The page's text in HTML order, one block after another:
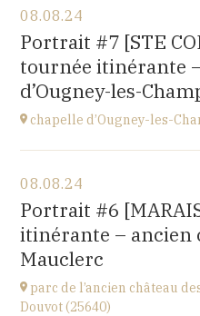
église de Villiers-les-Hauts
89160
at20H30
Go to site
08.08.24
Portrait #7 [STE
tournée itinérante
d’Ougney-les-
chapelle d’Ougney-les-
2 rue du Pont
25640 OUGNEY-DOUVOT
at21H00
08.08.24
Portrait #6
itinérante – ancien
Mauclerc
parc de l’ancien château
Douvot (25640)